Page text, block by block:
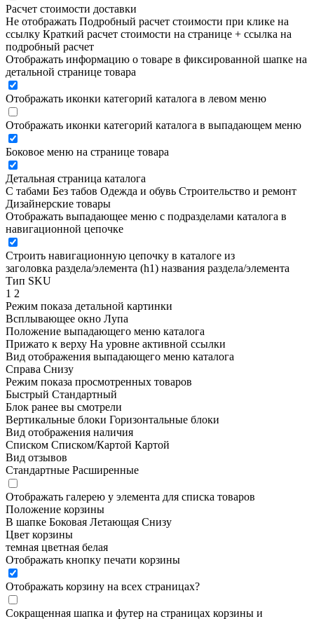
Расчет стоимости доставки
Не отображать Подробный расчет стоимости при клике на
ссылку Краткий расчет стоимости на странице + ссылка на
подробный расчет
Отображать информацию о товаре в фиксированной шапке на
детальной странице товара
Отображать иконки категорий каталога в левом меню
Отображать иконки категорий каталога в выпадающем меню
Боковое меню на странице товара
Детальная страница каталога
С табами Без табов Одежда и обувь Строительство и ремонт
Дизайнерские товары
Отображать выпадающее меню с подразделами каталога в
навигационной цепочке
Строить навигационную цепочку в каталоге из
заголовка раздела/элемента (h1) названия раздела/элемента
Тип SKU
1 2
Режим показа детальной картинки
Всплывающее окно Лупа
Положение выпадающего меню каталога
Прижато к верху На уровне активной ссылки
Вид отображения выпадающего меню каталога
Справа Снизу
Режим показа просмотренных товаров
Быстрый Стандартный
Блок ранее вы смотрели
Вертикальные блоки Горизонтальные блоки
Вид отображения наличия
Списком Списком/Картой Картой
Вид отзывов
Стандартные Расширенные
Отображать галерею у элемента для списка товаров
Положение корзины
В шапке Боковая Летающая Снизу
Цвет корзины
темная цветная белая
Отображать кнопку печати корзины
Отображать корзину на всех страницах?
Сокращенная шапка и футер на страницах корзины и